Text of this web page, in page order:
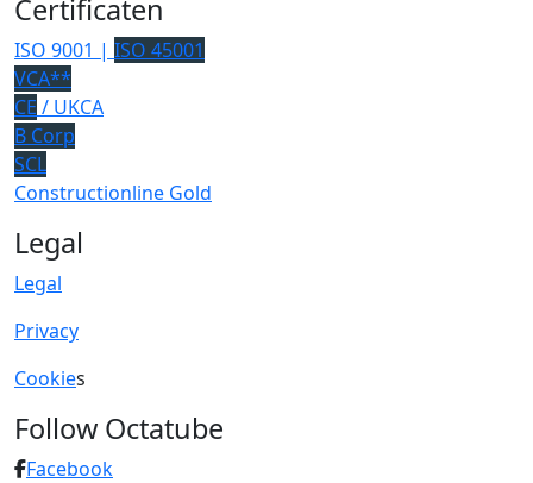
Certificaten
ISO 9001 | ISO 45001
VCA**
CE / UKCA
B Corp
SCL
Constructionline Gold
Legal
Legal
Privacy
Cookies
Follow Octatube
Facebook